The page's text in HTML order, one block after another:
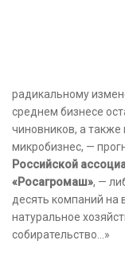
радикальному
среднем бизнесе
чиновников, а
микробизнес, —
Российской
«Росагромаш», —
десять компаний на
натуральное
собирательство…»